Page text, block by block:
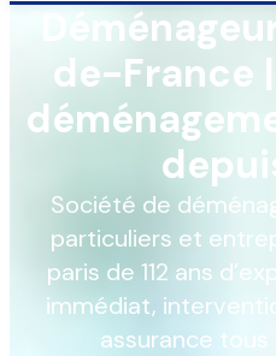
de-France
Société de
particuliers et
paris de 112 ans
immédiat,
assurance tous